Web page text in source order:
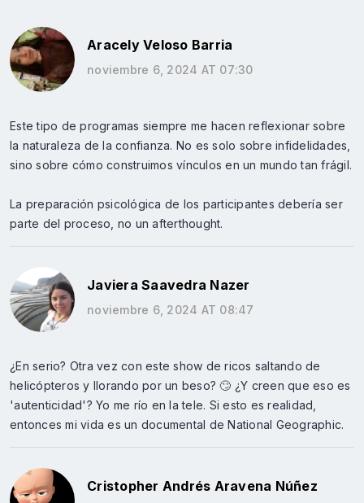
Aracely Veloso Barria
noviembre 6, 2024 AT 07:30
Este tipo de programas siempre me hacen reflexionar sobre
la naturaleza de la confianza. No es solo sobre infidelidades,
sino sobre cómo construimos vínculos en un mundo tan frágil.
La preparación psicológica de los participantes debería ser
parte del proceso, no un afterthought.
Javiera Saavedra Nazer
noviembre 6, 2024 AT 08:47
¿En serio? Otra vez con este show de ricos saltando de
helicópteros y llorando por un beso? 🙄 ¿Y creen que eso es
'autenticidad'? Yo me río en la tele. Si esto es realidad,
entonces mi vida es un documental de National Geographic.
Cristopher Andrés Aravena Núñez